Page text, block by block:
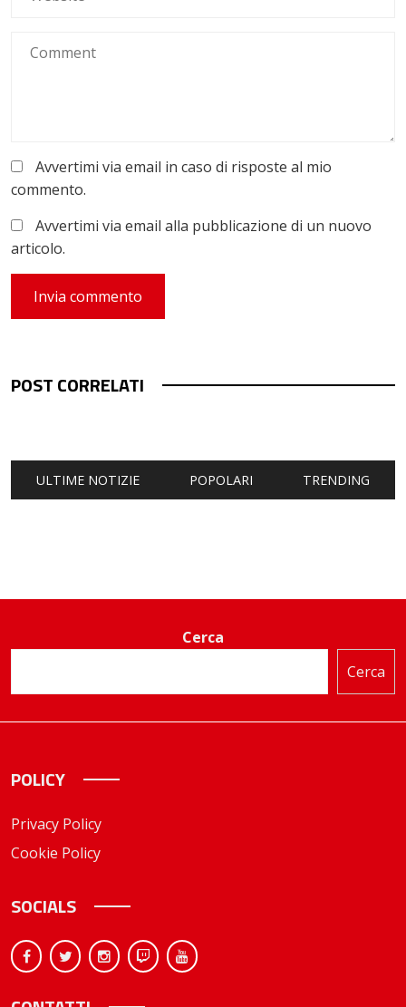
Avvertimi via email in caso di risposte al mio
commento.
Avvertimi via email alla pubblicazione di un nuovo
articolo.
POST CORRELATI
ULTIME NOTIZIE POPOLARI TRENDING
Cerca
Cerca
POLICY
Privacy Policy
Cookie Policy
SOCIALS